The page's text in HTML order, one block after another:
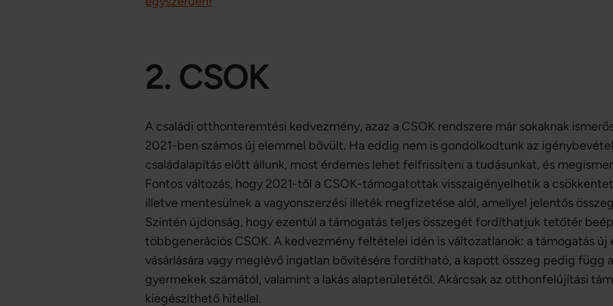
2. CSOK
A családi otthonteremtési kedvezmény, azaz a CSOK rendszere már sokaknak
2021-ben számos új elemmel bővült. Ha eddig nem is gondolkodtunk az
családalapítás előtt állunk, most érdemes lehet felfrissíteni a tudásunkat, és
Fontos változás, hogy 2021-től a CSOK-támogatottak visszaigényelhetik a
illetve mentesülnek a vagyonszerzési illeték megfizetése alól, amellyel jelentős
Szintén újdonság, hogy ezentúl a támogatás teljes összegét fordíthatjuk tetőtér
többgenerációs CSOK. A kedvezmény feltételei idén is változatlanok: a támogatás új
vásárlására vagy meglévő ingatlan bővítésére fordítható, a kapott összeg pedig függ
gyermekek számától, valamint a lakás alapterületétől. Akárcsak az otthonfelújítási
kiegészíthető hitellel.